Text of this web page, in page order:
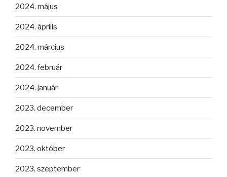
2024. május
2024. április
2024. március
2024. február
2024. január
2023. december
2023. november
2023. október
2023. szeptember